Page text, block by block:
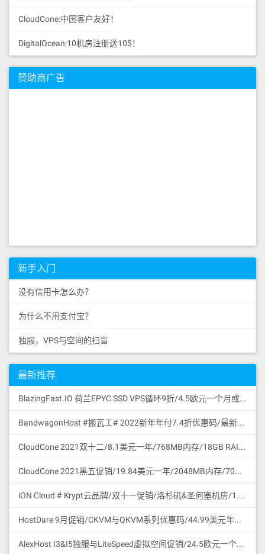
CloudCone:中国客户友好！
DigitalOcean:10机房注册送10$！
赞助商广告
新手入门
没有信用卡怎么办？
为什么不用支付宝？
独服，VPS与空间的扫盲
最新推荐
BlazingFast.IO 荷兰EPYC SSD VPS循环9折/4.5欧元一个月或43.2欧元一年/1核/1GB/30GB SSD NVMe GEN4/无限流量100Mbps/DDoS保护/KVM/荷兰
BandwagonHost #搬瓦工# 2022新年年付7.4折优惠码/最新可访问官网地址更新/促销特价商品合集/支持微信与支付宝付款
CloudCone 2021双十二/8.1美元一年/768MB内存/18GB RAID10 HDD硬盘/2TB流量/1Gbps/KVM/洛杉矶/中国路由优化/支持支付宝付款
CloudCone 2021黑五促销/19.84美元一年/2048MB内存/70GB RAID10 HDD硬盘/4TB流量/1Gbps/KVM/洛杉矶/中国路由优化/支持支付宝付款
iON Cloud # Krypt云品牌/双十一促销/洛杉矶&圣何塞机房/11.11美元一个月或111.1美元一年/2核/2GB/60GB SSD/3TB流量/1Gbps端口/圣何塞/支持支付宝微信
HostDare 9月促销/CKVM与QKVM系列优惠码/44.99美元年付/756MB内存/35GB HDD/600GB流量/50Mbps/KVM/Cera线路CN2GIA与联通移动直连/支持支付宝微信支付
AlexHost I3&I5独服与LiteSpeed虚拟空间促销/24.5欧元一个月/Intel I3 CPU/4G DDR3/1TB SATA HDD/无限流量/共享1Gbps/DDoS保护/摩尔多瓦/无版权